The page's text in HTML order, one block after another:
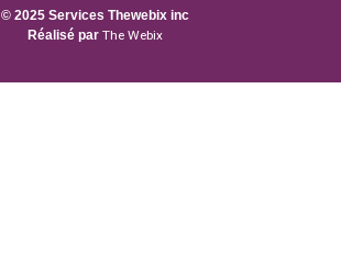
© 2025 Services Thewebix inc
Réalisé par The Webix